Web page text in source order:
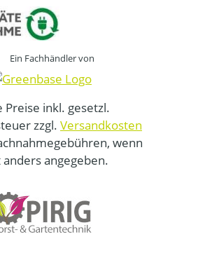
Ein Fachhändler von
Preise inkl. gesetzl.
zzgl. Versandkosten
wenn
anders angegeben.